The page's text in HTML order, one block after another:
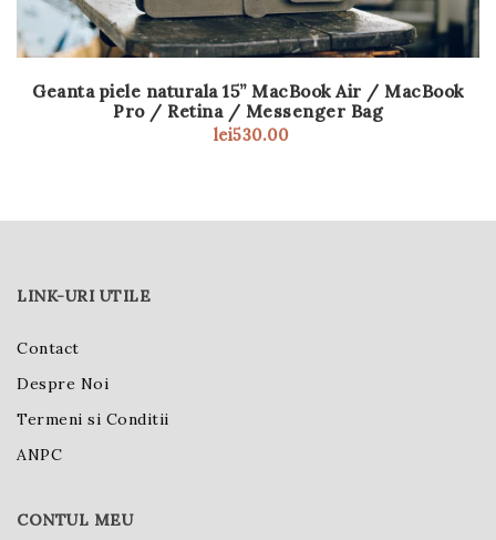
Geanta piele naturala 15” MacBook Air / MacBook
Pro / Retina / Messenger Bag
lei530.00
LINK-URI UTILE
Contact
Despre Noi
Termeni si Conditii
ANPC
CONTUL MEU